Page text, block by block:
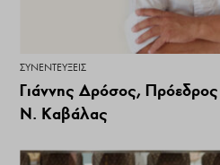
ΣΥΝΕΝΤΕΎΞΕΙΣ
Γιάννης Δρόσος,
Ν. Καβάλας